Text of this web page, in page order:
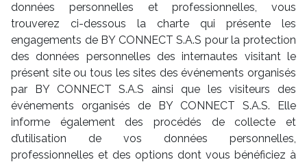
données personnelles et professionnelles, vous
trouverez ci-dessous la charte qui présente les
engagements de BY CONNECT S.A.S pour la protection
des données personnelles des internautes visitant le
présent site ou tous les sites des événements organisés
par BY CONNECT S.A.S ainsi que les visiteurs des
événements organisés de BY CONNECT S.A.S. Elle
informe également des procédés de collecte et
d’utilisation de vos données personnelles,
professionnelles et des options dont vous bénéficiez à